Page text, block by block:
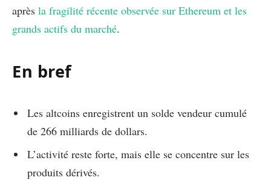
après la fragilité récente observée sur Ethereum et les
grands actifs du marché.
En bref
Les altcoins enregistrent un solde vendeur cumulé
de 266 milliards de dollars.
L’activité reste forte, mais elle se concentre sur les
produits dérivés.